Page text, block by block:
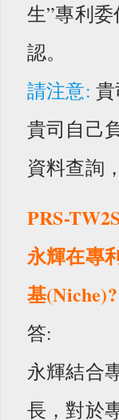
生”專利
認。
請注意:
貴司自己
資料查詢
PRS-
永輝在專
基(Niche)?
答:
永輝結合
長，對於